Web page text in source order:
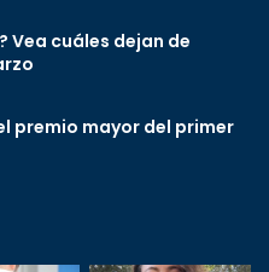
Vea cuáles dejan de
premio mayor del primer